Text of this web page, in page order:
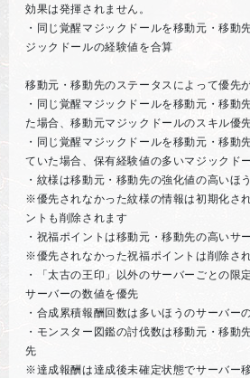
効果は発揮されません。
・同じ覚醒マジックドールを移動元・移動
ジックドールの経験値を合算
移動元・移動先のステータスによって優先
・同じ覚醒マジックドールを移動元・移動
た場合、移動元マジックドールのスキル優
・同じ覚醒マジックドールを移動元・移動
ていた場合、保有経験値の多いマジックド
・紋様は移動元・移動先の強化値の高いほ
※優先されなかった紋様の情報は初期化さ
ントも削除されます
・祝福ポイントは移動元・移動先の高いサ
※優先されなかった祝福ポイントは削除さ
・「太古の王印」以外のサーバーごとの限
サーバーの数値を優先
・合成累積報酬回数は多いほうのサーバー
・モンスター図鑑の討伐数は移動元・移動
先
※達成報酬は達成後未確定状態でサーバー